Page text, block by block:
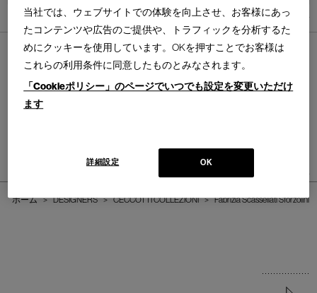
SUPPORT
SHOPS
CATALOGUES
お問合せ
1件あります
ARABELLA
件あります
ホーム > DESIGNERS > CECCOTTI COLLEZIONI > Fabrizia Scassellati Sforzolini
当社では、ウェブサイトでの体験を向上させ、お客様にあっ
たコンテンツや広告のご提供や、トラフィックを分析するた
めにクッキーを使用しています。OKを押すことでお客様は
これらの利用条件に同意したものとみなされます。
「Cookieポリシー」のページでいつでも設定を変更いただけ
ます
OK
詳細設定